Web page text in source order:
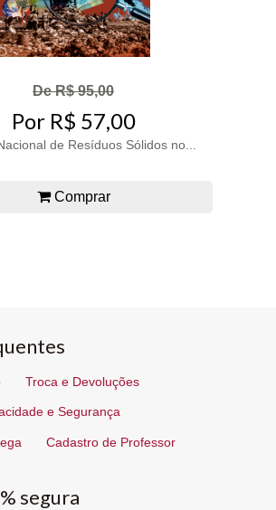
De R$ 95,00
Por R$ 57,00
de Resíduos Sólidos no...
Comprar
Troca e Devoluções
e Segurança
Cadastro de Professor
segura